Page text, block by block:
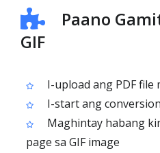
Paano
GIF
I-upload ang PDF file
I-start ang
Maghintay habang
page sa GIF image